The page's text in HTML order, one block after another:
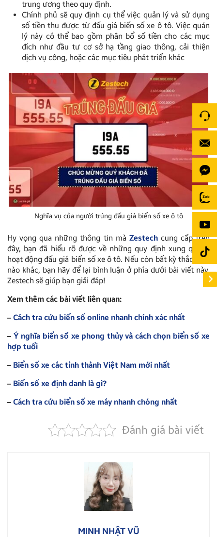
trung ương theo quy định.
Chính phủ sẽ quy định cụ thể việc quản lý và sử dụng
số tiền thu được từ đấu giá biển số xe ô tô. Việc quản
lý này có thể bao gồm phân bổ số tiền cho các mục
đích như đầu tư cơ sở hạ tầng giao thông, cải thiện
dịch vụ công, hoặc các mục tiêu phát triển khác
Nghĩa vụ của người trúng đấu giá biển số xe ô tô
Hy vọng qua những thông tin mà Zestechcung cấp trên
đây, bạn đã hiểu rõ được về những quy định xung quanh
hoạt động đấu giá biển số xe ô tô. Nếu còn bất kỳ thắc mắc
nào khác, bạn hãy để lại bình luận ở phía dưới bài viết này,
Zestech sẽ giúp bạn giải đáp!
Xem thêm các bài viết liên quan:
– Cách tra cứu biển số online nhanh chính xác nhất
– Ý nghĩa biển số xe phong thủy và cách chọn biển số xe
hợp tuổi
– Biển số xe các tỉnh thành Việt Nam mới nhất
– Biển số xe định danh là gì?
– Cách tra cứu biển số xe máy nhanh chóng nhất
Đánh giá bài viết
MINH NHẬT VŨ